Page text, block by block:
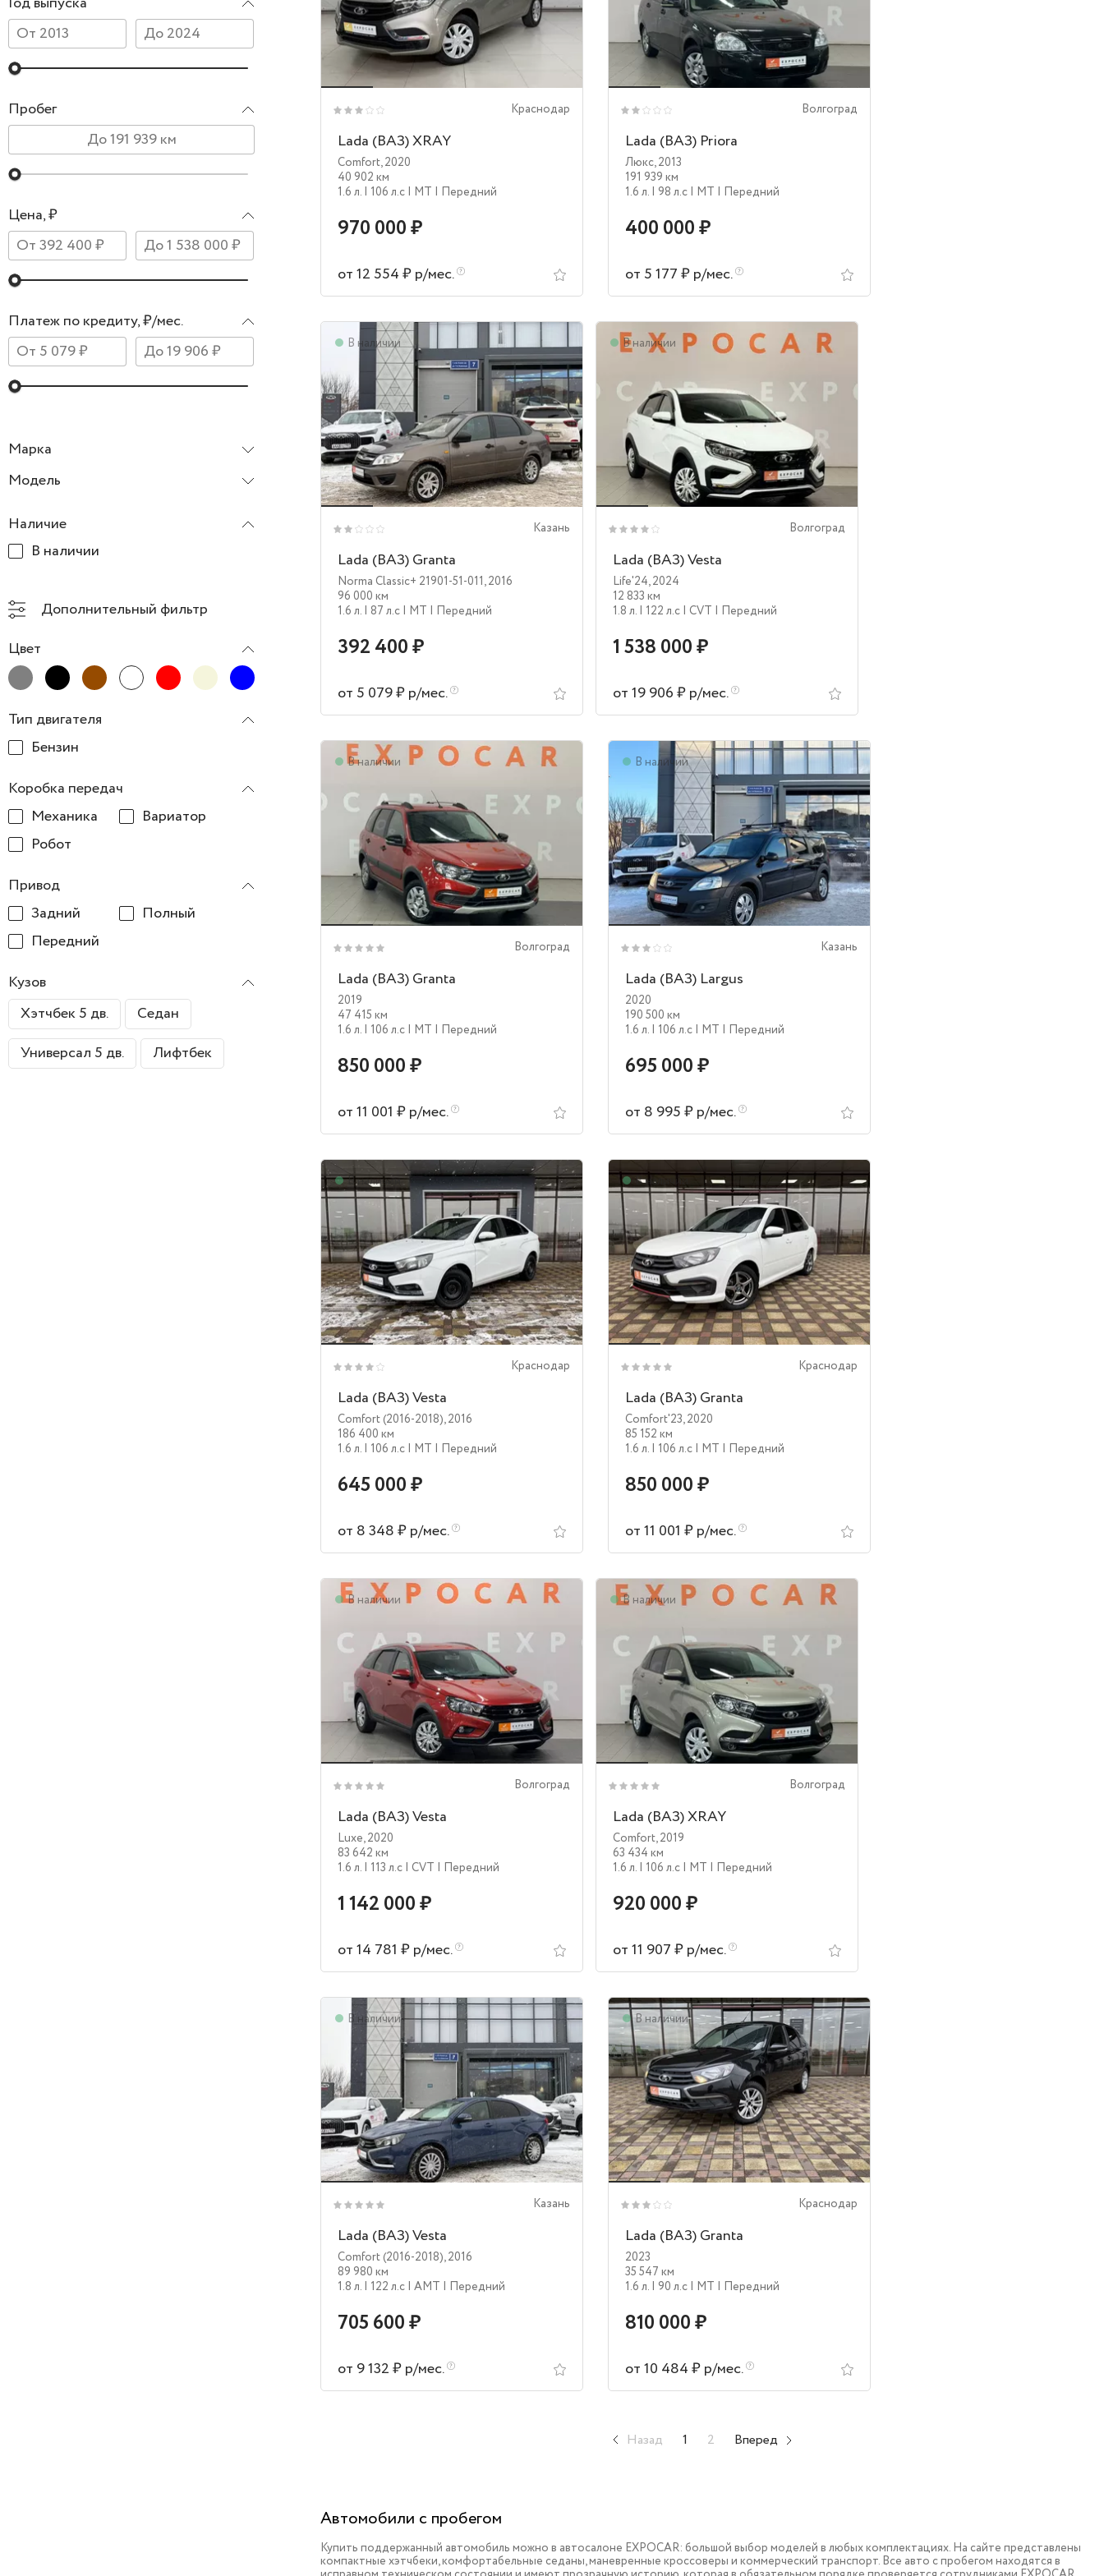
Пробег
Марка
Модель
Цена, ₽
Платеж по кредиту, ₽/мес.
Наличие
В наличии
Дополнительный фильтр
Цвет
Тип двигателя
Бензин
Коробка передач
Механика
Вариатор
Робот
Привод
Задний
Полный
Передний
Кузов
Хэтчбек 5 дв.
Седан
Универсал 5 дв.
Лифтбек
Краснодар
Lada (ВАЗ) XRAY
Comfort,2020
40 902 км
1.6 л. | 106 л.c | MT | Передний
970 000 ₽
от 12 554 ₽ р/мес.
Волгоград
Lada (ВАЗ) Priora
Люкс,2013
191 939 км
1.6 л. | 98 л.c | MT | Передний
400 000 ₽
от 5 177 ₽ р/мес.
В наличии
Казань
Lada (ВАЗ) Granta
Norma Classic+ 21901-51-011,2016
96 000 км
1.6 л. | 87 л.c | MT | Передний
392 400 ₽
от 5 079 ₽ р/мес.
В наличии
Волгоград
Lada (ВАЗ) Vesta
Life'24,2024
12 833 км
1.8 л. | 122 л.c | CVT | Передний
1 538 000 ₽
от 19 906 ₽ р/мес.
В наличии
Волгоград
Lada (ВАЗ) Granta
2019
47 415 км
1.6 л. | 106 л.c | MT | Передний
850 000 ₽
от 11 001 ₽ р/мес.
В наличии
Казань
Lada (ВАЗ) Largus
2020
190 500 км
1.6 л. | 106 л.c | MT | Передний
695 000 ₽
от 8 995 ₽ р/мес.
В наличии
Краснодар
Lada (ВАЗ) Vesta
Comfort (2016-2018),2016
186 400 км
1.6 л. | 106 л.c | MT | Передний
645 000 ₽
от 8 348 ₽ р/мес.
В наличии
Краснодар
Lada (ВАЗ) Granta
Comfort'23,2020
85 152 км
1.6 л. | 106 л.c | MT | Передний
850 000 ₽
от 11 001 ₽ р/мес.
В наличии
Волгоград
Lada (ВАЗ) Vesta
Luxe,2020
83 642 км
1.6 л. | 113 л.c | CVT | Передний
1 142 000 ₽
от 14 781 ₽ р/мес.
В наличии
Волгоград
Lada (ВАЗ) XRAY
Comfort,2019
63 434 км
1.6 л. | 106 л.c | MT | Передний
920 000 ₽
от 11 907 ₽ р/мес.
В наличии
Казань
Lada (ВАЗ) Vesta
Comfort (2016-2018),2016
89 980 км
1.8 л. | 122 л.c | AMT | Передний
705 600 ₽
от 9 132 ₽ р/мес.
В наличии
Краснодар
Lada (ВАЗ) Granta
2023
35 547 км
1.6 л. | 90 л.c | MT | Передний
810 000 ₽
от 10 484 ₽ р/мес.
Назад 1 2 Вперед
Автомобили с пробегом
Купить поддержанный автомобиль можно в автосалоне EXPOCAR: большой выбор моделей в любых комплектациях. На сайте представлены
компактные хэтчбеки, комфортабельные седаны, маневренные кроссоверы и коммерческий транспорт. Все авто с пробегом находятся в